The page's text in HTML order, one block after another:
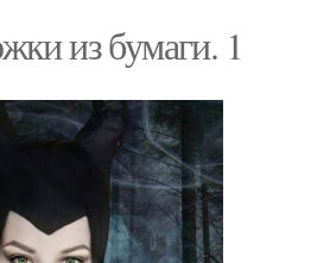
из бумаги. 1